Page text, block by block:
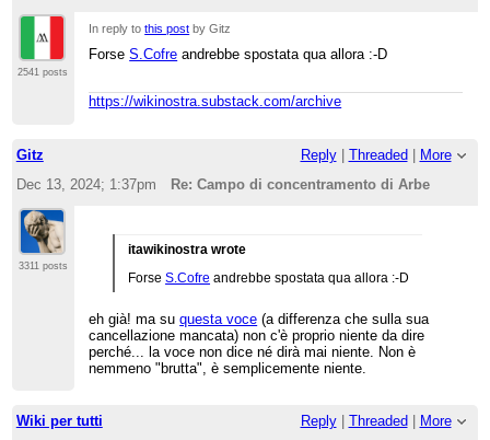
quello nel campo di Buchenwald? A causa delle
perplessità di Presbite, che non si fida della fonte
(libro edito da Einaudi di Carlo Spartaco
riporta questa circostanza non come un fatto non
" (la nazionalità è importante?). Il contenuto
non è nella sezione iniziale, ma solo nel corpo
della voce e, peggio ancora, un
template:C inserito da Bramfab nel 2014 getta un
attendibili dovrebbero contare più dei dubbi e dei
calcoli dei wikipediani. Oltre a Capogreco, vedo
che il politologo James Walston (qui, citato in
declared figure for internees, a constant 10,000
for the four months, it would mean an annual
mortality of almost 18%. Taking the more likely
average figure of 5,000, the admitted number of
deaths would have meant a monthly death rate of
calculates that the death rate in the gulag camps
2541 posts
In reply tothis post by Gitz
ForseS.Cofre andrebbe spostata qua allora :-D
https://wikinostra.substack.com/archive
Gitz Reply| Threaded
More
Dec 13, 2024; 1:37pm
Re: Campo di concentramento di Arbe
3311 posts
itawikinostra wrote
ForseS.Cofre andrebbe spostata qua allora :-D
eh già! ma suquesta voce (a differenza che sulla sua
cancellazione mancata) non c'è proprio niente da dire
perché... la voce non dice né dirà mai niente. Non è
nemmeno "brutta", è semplicemente niente.
Wiki per tutti Reply| Threaded
More